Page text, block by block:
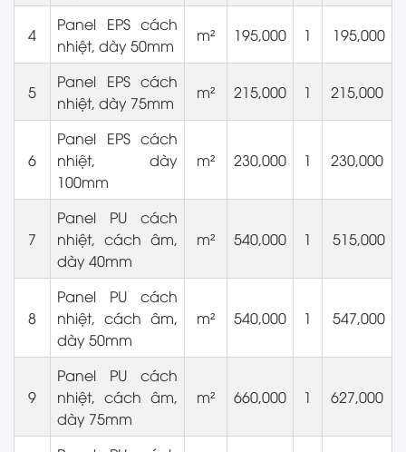
4
Panel EPS cách
nhiệt, dày 50mm
m² 195,000 1 195,000
5
Panel EPS cách
nhiệt, dày 75mm
m² 215,000 1 215,000
6
Panel EPS cách
nhiệt, dày
100mm
m² 230,000 1 230,000
7
Panel PU cách
nhiệt, cách âm,
dày 40mm
m² 540,000 1 515,000
8
Panel PU cách
nhiệt, cách âm,
dày 50mm
m² 540,000 1 547,000
9
Panel PU cách
nhiệt, cách âm,
dày 75mm
m² 660,000 1 627,000